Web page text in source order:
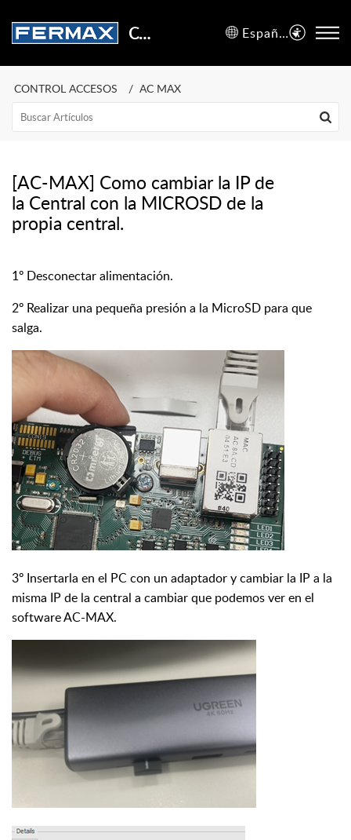
Centro de Soporte Español (España)
CONTROL ACCESOS AC MAX
[AC-MAX] Como cambiar la IP de
la Central con la MICROSD de la
propia central.
1º Desconectar alimentación.
2º Realizar una pequeña presión a la MicroSD para que
salga.
3º Insertarla en el PC con un adaptador y cambiar la IP a la
misma IP de la central a cambiar que podemos ver en el
software AC-MAX.